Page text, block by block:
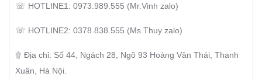
☏ HOTLINE1: 0973.989.555 (Mr.Vinh zalo)
☏ HOTLINE2: 0378.838.555 (Ms.Thuy zalo)
۩ Địa chỉ: Số 44, Ngách 28, Ngõ 93 Hoàng Văn Thái, Thanh
Xuân, Hà Nội.